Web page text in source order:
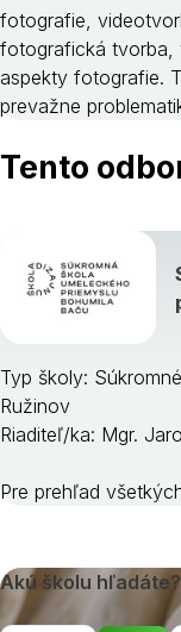
fotografie,
fotografická tvorba,
aspekty fotografie.
prevažne
Tento
Typ školy:
Ružinov
Riaditeľ/ka: Mgr.
Pre prehľad
Akú školu hľadáte?